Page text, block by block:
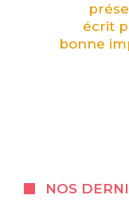
écrit
bonne
NOS